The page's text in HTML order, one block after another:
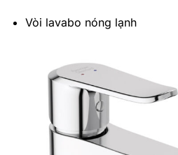
Vòi lavabo nóng lạnh